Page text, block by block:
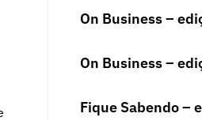
On Business –
On Business –
Fique Sabendo –